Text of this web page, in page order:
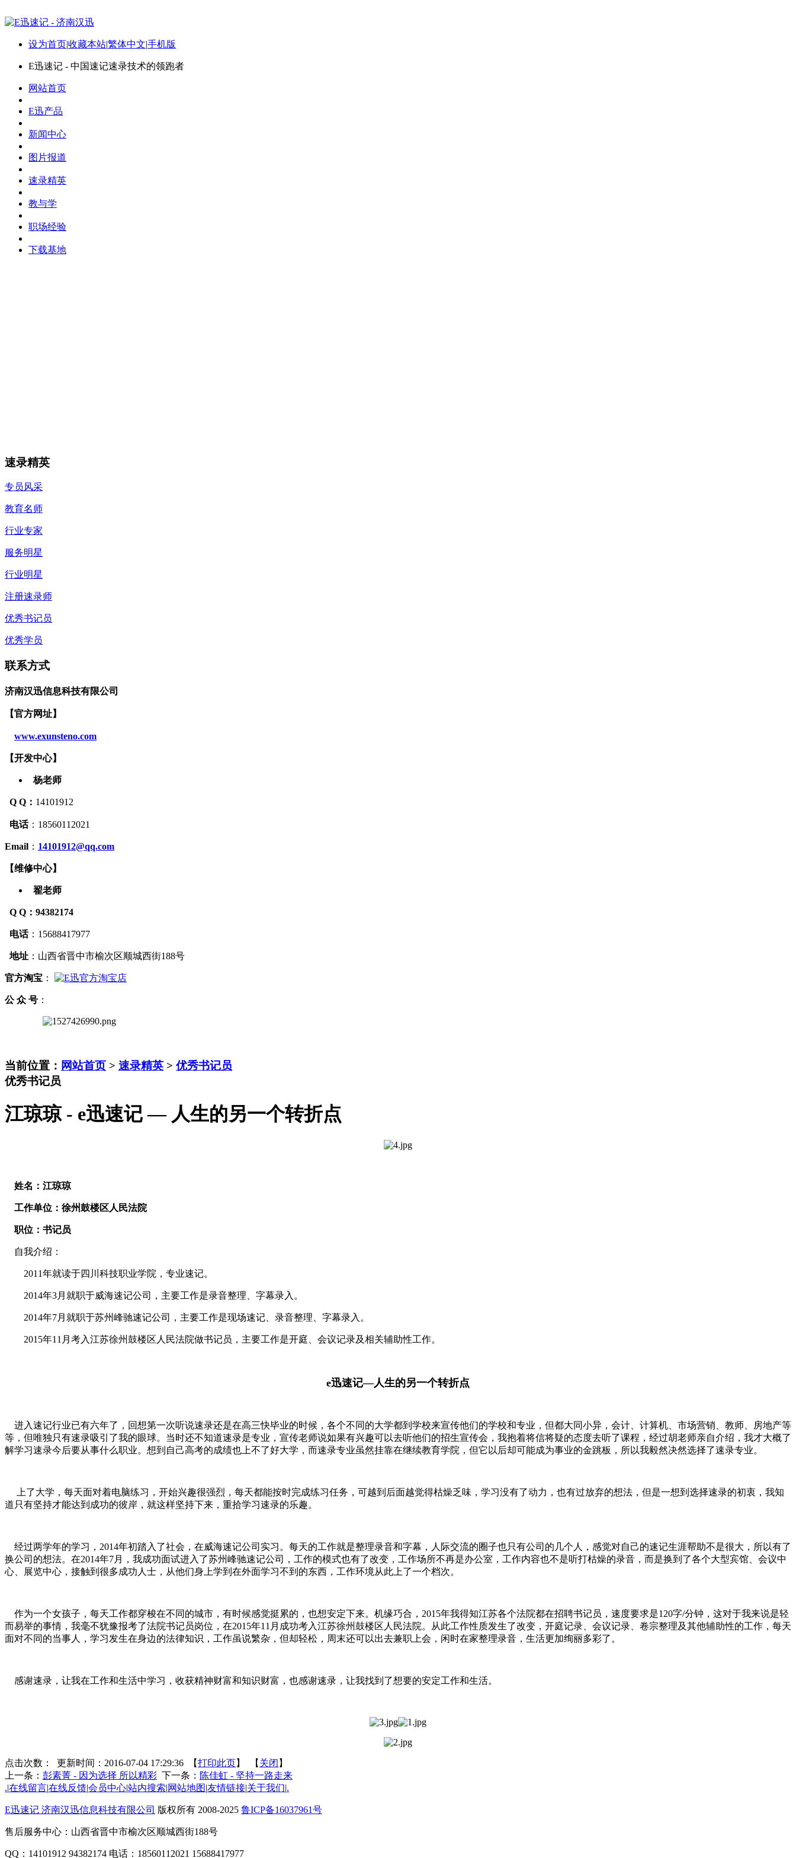
设为首页|收藏本站|繁体中文|手机版
E迅速记 - 中国速记速录技术的领跑者
网站首页
E迅产品
新闻中心
图片报道
速录精英
教与学
职场经验
下载基地
速录精英
专员风采
教育名师
行业专家
服务明星
行业明星
注册速录师
优秀书记员
优秀学员
联系方式
济南汉迅信息科技有限公司
【官方网址】
www.exunsteno.com
【开发中心】
杨老师
Q Q： 14101912
电话： 18560112021
Email ： 14101912@qq.com
【维修中心】
翟老师
Q Q ：94382174
电话：15688417977
地址 ：山西省晋中市榆次区顺城西街188号
官方淘宝 ：
公 众 号 ：
当前位置： 网站首页 > 速录精英 > 优秀书记员
优秀书记员
江琼琼 - e迅速记 — 人生的另一个转折点
姓名：江琼琼
工作单位：徐州鼓楼区人民法院
职位：书记员
自我介绍：
2011年就读于四川科技职业学院，专业速记。
2014年3月就职于威海速记公司，主要工作是录音整理、字幕录入。
2014年7月就职于苏州峰驰速记公司，主要工作是现场速记、录音整理、字幕录入。
2015年11月考入江苏徐州鼓楼区人民法院做书记员，主要工作是开庭、会议记录及相关辅助性工作。
e迅速记—人生的另一个转折点
进入速记行业已有六年了，回想第一次听说速录还是在高三快毕业的时候，各个不同的大学都到学校来宣传他们的学校和专业，但都大同小异，会计、计算机、市场营销、教师、房地产等
等，但唯独只有速录吸引了我的眼球。当时还不知道速录是专业，宣传老师说如果有兴趣可以去听他们的招生宣传会，我抱着将信将疑的态度去听了课程，经过胡老师亲自介绍，我才大概了
解学习速录今后要从事什么职业。想到自己高考的成绩也上不了好大学，而速录专业虽然挂靠在继续教育学院，但它以后却可能成为事业的金跳板，所以我毅然决然选择了速录专业。
上了大学，每天面对着电脑练习，开始兴趣很强烈，每天都能按时完成练习任务，可越到后面越觉得枯燥乏味，学习没有了动力，也有过放弃的想法，但是一想到选择速录的初衷，我知
道只有坚持才能达到成功的彼岸，就这样坚持下来，重拾学习速录的乐趣。
经过两学年的学习，2014年初踏入了社会，在威海速记公司实习。每天的工作就是整理录音和字幕，人际交流的圈子也只有公司的几个人，感觉对自己的速记生涯帮助不是很大，所以有了
换公司的想法。在2014年7月，我成功面试进入了苏州峰驰速记公司，工作的模式也有了改变，工作场所不再是办公室，工作内容也不是听打枯燥的录音，而是换到了各个大型宾馆、会议中
心、展览中心，接触到很多成功人士，从他们身上学到在外面学习不到的东西，工作环境从此上了一个档次。
作为一个女孩子，每天工作都穿梭在不同的城市，有时候感觉挺累的，也想安定下来。机缘巧合，2015年我得知江苏各个法院都在招聘书记员，速度要求是120字/分钟，这对于我来说是轻
而易举的事情，我毫不犹豫报考了法院书记员岗位，在2015年11月成功考入江苏徐州鼓楼区人民法院。从此工作性质发生了改变，开庭记录、会议记录、卷宗整理及其他辅助性的工作，每天
面对不同的当事人，学习发生在身边的法律知识，工作虽说繁杂，但却轻松，周末还可以出去兼职上会，闲时在家整理录音，生活更加绚丽多彩了。
感谢速录，让我在工作和生活中学习，收获精神财富和知识财富，也感谢速录，让我找到了想要的安定工作和生活。
点击次数： 更新时间：2016-07-04 17:29:36 【打印此页 】 【 关闭 】
上一条： 彭素菁 - 因为选择 所以精彩 下一条： 陈佳虹 - 坚持一路走来
. 在线留言在线反馈会员中心站内搜索 网站地图 友情链接 关于我们 .
E迅速记 济南汉迅信息科技有限公司 版权所有 2008-2025 鲁ICP备16037961号
售后服务中心：山西省晋中市榆次区顺城西街188号
QQ：14101912 94382174 电话：18560112021 15688417977